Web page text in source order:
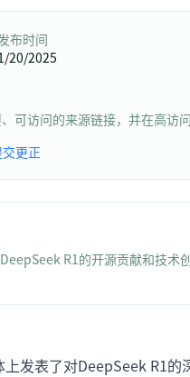
布时间
20/2025
可访问的来源链接，并在高访
更正
R1的开源贡献和技
发表了对DeepSeek R1